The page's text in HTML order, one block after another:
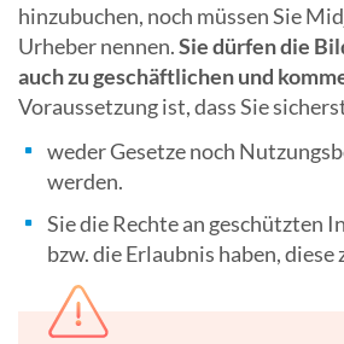
hinzubuchen, noch müssen Sie
Urheber nennen.Sie dürfen die
auch zu geschäftlichen und
Voraussetzung ist, dass Sie
weder Gesetze noch
werden.
Sie die Rechte an geschützten
bzw. die Erlaubnis haben, diese